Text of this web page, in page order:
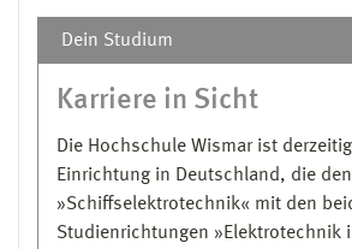
Nachweis des Abschlusses einer
Vorbildung, die im Land
Vorpommern als gleichwertig
oder
Bestehen einer Zugangsprüfung
ohne Hochschul- bzw.
nach mindestens zweijähriger
Modulhandbuch
Diploma Supplement Schiffbetrieb
Dein Studium
Karriere in Sicht
Die Hochschule Wismar ist
Einrichtung in Deutschland, die
»Schiffselektrotechnik« mit den
Studienrichtungen »Elektrotechnik